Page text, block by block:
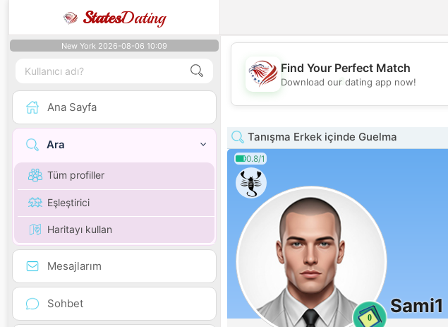
StatesDating
New York 2026-08-06 10:09
Ana Sayfa
Ara
Tüm profiller
Eşleştirici
Haritayı kullan
Mesajlarım
Sohbet
Find Your Perfect Match
Download our dating app now!
Tanışma Erkek içinde Guelma
0.8/1
0
Sami1